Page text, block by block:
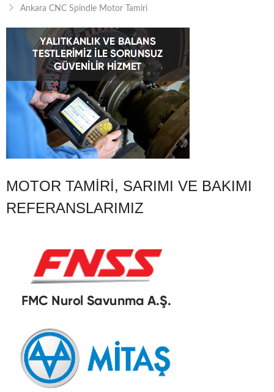
Ankara CNC Spindle Motor Tamiri
MOTOR TAMIRI, SARIMI VE BAKIMI
REFERANSLARIMIZ